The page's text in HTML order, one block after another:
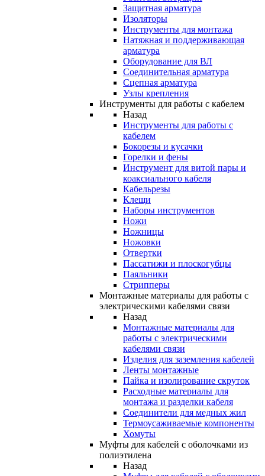
Защитная арматура
Изоляторы
Инструменты для монтажа
Натяжная и поддерживающая
арматура
Оборудование для ВЛ
Соединительная арматура
Сцепная арматура
Узлы крепления
Инструменты для работы с кабелем
Назад
Инструменты для работы с
кабелем
Бокорезы и кусачки
Горелки и фены
Инструмент для витой пары и
коаксиального кабеля
Кабельрезы
Клещи
Наборы инструментов
Ножи
Ножницы
Ножовки
Отвертки
Пассатижи и плоскогубцы
Паяльники
Стрипперы
Монтажные материалы для работы с
электрическими кабелями связи
Назад
Монтажные материалы для
работы с электрическими
кабелями связи
Изделия для заземления кабелей
Ленты монтажные
Пайка и изолирование скруток
Расходные материалы для
монтажа и разделки кабеля
Соединители для медных жил
Термоусаживаемые компоненты
Хомуты
Муфты для кабелей с оболочками из
полиэтилена
Назад